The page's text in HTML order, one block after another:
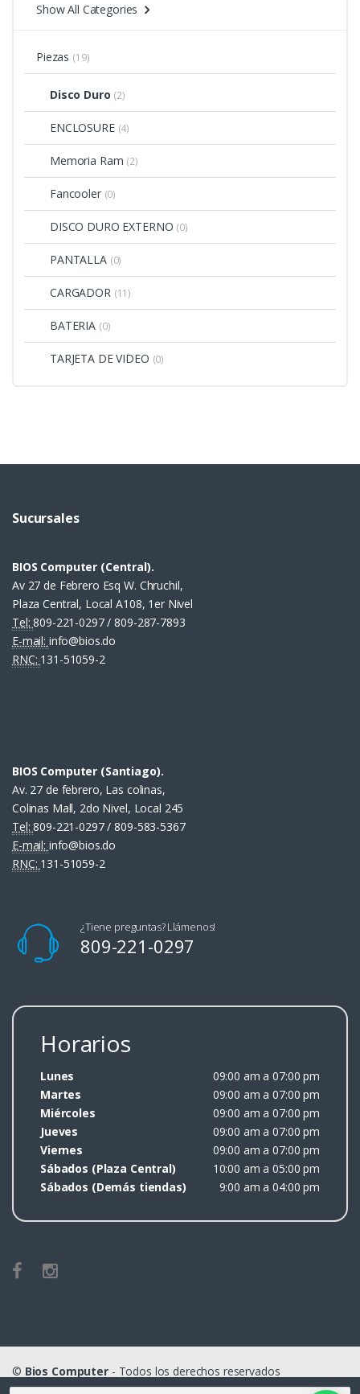
Show All Categories
Piezas (19)
Disco Duro (2)
ENCLOSURE (4)
Memoria Ram (2)
Fancooler (0)
DISCO DURO EXTERNO (0)
PANTALLA (0)
CARGADOR (11)
BATERIA (0)
TARJETA DE VIDEO (0)
Sucursales
BIOS Computer (Central).
Av 27 de Febrero Esq W. Chruchil,
Plaza Central, Local A108, 1er Nivel
Tel:809-221-0297 / 809-287-7893
E-mail: info@bios.do
RNC: 131-51059-2
BIOS Computer (Santiago).
Av. 27 de febrero, Las colinas,
Colinas Mall, 2do Nivel, Local 245
Tel:809-221-0297 / 809-583-5367
E-mail: info@bios.do
RNC: 131-51059-2
¿Tiene preguntas? Llámenos!
809-221-0297
Horarios
Lunes
09:00 am a 07:00 pm
Martes
09:00 am a 07:00 pm
Miércoles
09:00 am a 07:00 pm
Jueves
09:00 am a 07:00 pm
Viernes
09:00 am a 07:00 pm
Sábados (Plaza Central)
10:00 am a 05:00 pm
Sábados (Demás tiendas)
9:00 am a 04:00 pm
© Bios Computer- Todos los derechos reservados